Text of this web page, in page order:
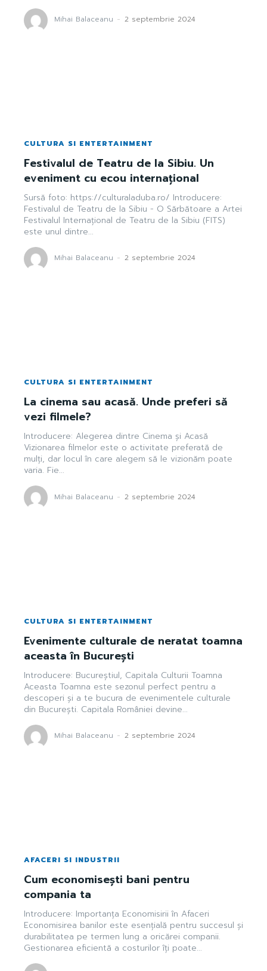
Mihai Balaceanu - 2 septembrie 2024
CULTURA SI ENTERTAINMENT
Festivalul de Teatru de la Sibiu. Un
eveniment cu ecou internațional
Sursă foto: https://culturaladuba.ro/ Introducere:
Festivalul de Teatru de la Sibiu - O Sărbătoare a Artei
Festivalul Internațional de Teatru de la Sibiu (FITS)
este unul dintre...
Mihai Balaceanu - 2 septembrie 2024
CULTURA SI ENTERTAINMENT
La cinema sau acasă. Unde preferi să
vezi filmele?
Introducere: Alegerea dintre Cinema și Acasă
Vizionarea filmelor este o activitate preferată de
mulți, dar locul în care alegem să le vizionăm poate
varia. Fie...
Mihai Balaceanu - 2 septembrie 2024
CULTURA SI ENTERTAINMENT
Evenimente culturale de neratat toamna
aceasta în București
Introducere: Bucureștiul, Capitala Culturii Toamna
Aceasta Toamna este sezonul perfect pentru a
descoperi și a te bucura de evenimentele culturale
din București. Capitala României devine...
Mihai Balaceanu - 2 septembrie 2024
AFACERI SI INDUSTRII
Cum economisești bani pentru
compania ta
Introducere: Importanța Economisirii în Afaceri
Economisirea banilor este esențială pentru succesul și
durabilitatea pe termen lung a oricărei companii.
Gestionarea eficientă a costurilor îți poate...